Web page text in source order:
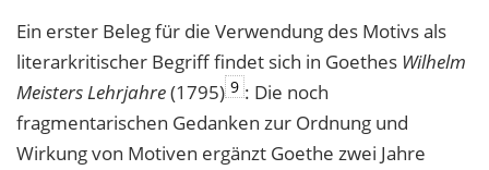
Ein erster Beleg für die Verwendung des Motivs als
literarkritischer Begriff findet sich in Goethes Wilhelm
Meisters Lehrjahre(1795) 9 : Die noch
fragmentarischen Gedanken zur Ordnung und
Wirkung von Motiven ergänzt Goethe zwei Jahre